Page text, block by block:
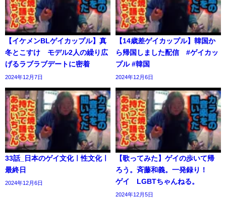
【イケメンBLゲイカップル】真
冬とこすけ モデル2人の繰り広
げるラブラブデートに密着
2024年12月7日
【14歳差ゲイカップル】韓国か
ら帰国しました配信 #ゲイカッ
プル #韓国
2024年12月6日
33話_日本のゲイ文化ㅣ性文化ㅣ
最終日
2024年12月6日
【歌ってみた】ゲイの歩いて帰
ろう。斉藤和義。一発録り！
ゲイ LGBTちゃんねる。
2024年12月5日